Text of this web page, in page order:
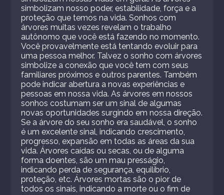
simbolizam nosso poder, estabilidade, força e a
proteção que temos na vida. Sonhos com
árvores muitas vezes revelam o trabalho
autônomo que você está fazendo no momento.
Você provavelmente está tentando evoluir para
uma pessoa melhor. Talvez o sonho com árvores
simbolize a conexão que você tem com seus
familiares próximos e outros parentes. Também
pode indicar abertura a novas experiências e
pessoas em nossa vida. As árvores em nossos
sonhos costumam ser um sinal de algumas
novas oportunidades surgindo em nossa direção.
Se a árvore do seu sonho era saudável, o sonho
é um excelente sinal, indicando crescimento,
progresso, expansão em todas as áreas da sua
vida. Árvores caídas ou secas, ou de alguma
forma doentes, são um mau presságio,
indicando perda de segurança, equilíbrio,
proteção, etc. Árvores mortas são o pior de
todos os sinais, indicando a morte ou o fim de